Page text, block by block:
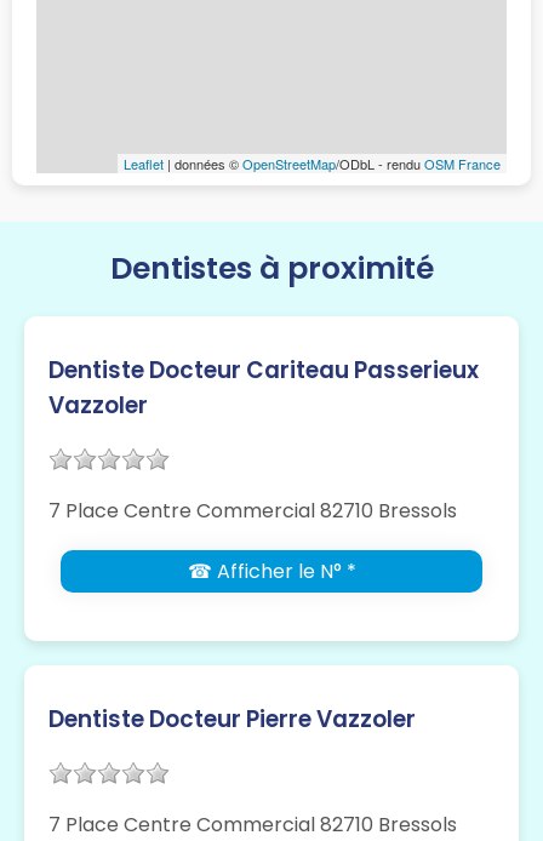
Leaflet | données ©OpenStreetMap/ODbL - renduOSM France
Dentistes à proximité
Dentiste Docteur Cariteau Passerieux
Vazzoler
7 Place Centre Commercial 82710 Bressols
☎ Afficher le N° *
Dentiste Docteur Pierre Vazzoler
7 Place Centre Commercial 82710 Bressols